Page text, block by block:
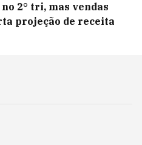
2° tri, mas vendas
projeção de receita